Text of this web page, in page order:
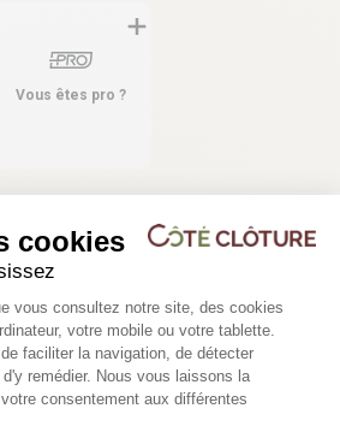
Vous êtes pro ?
Plaque soubassement
L2m00 - KOMBIFENCE
cookies
Gestion du
vous consultez notre site, des cookies
votre mobile ou votre tablette.
faciliter la navigation, de détecter
remédier. Nous vous laissons la
consentement aux différentes
Axeptio consent